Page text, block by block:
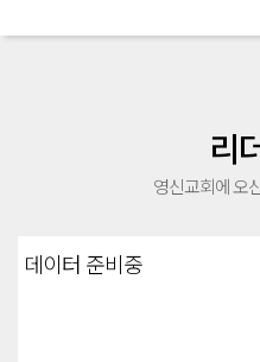
리
영신교회에 오
데이터 준비중